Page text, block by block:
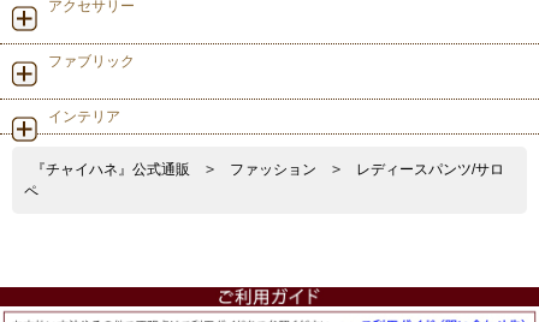
アクセサリー
ファブリック
インテリア
『チャイハネ』公式通販 > ファッション >
レディースパンツ/サロ
ペ